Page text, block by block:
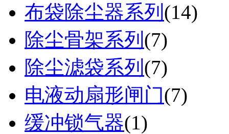
布袋除尘器系列 (14)
除尘骨架系列 (7)
除尘滤袋系列 (7)
电液动扇形闸门(7)
缓冲锁气器(1)